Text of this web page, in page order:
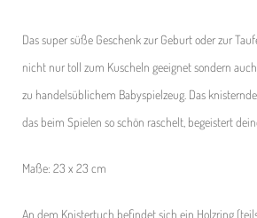
Das super süße Geschenk zur Geburt oder zur
nicht nur toll zum Kuscheln geeignet sondern
zu handelsüblichem Babyspielzeug. Das
das beim Spielen so schön raschelt, begeistert
Maße: 23 x 23 cm
An dem Knistertuch befindet sich ein Holzring